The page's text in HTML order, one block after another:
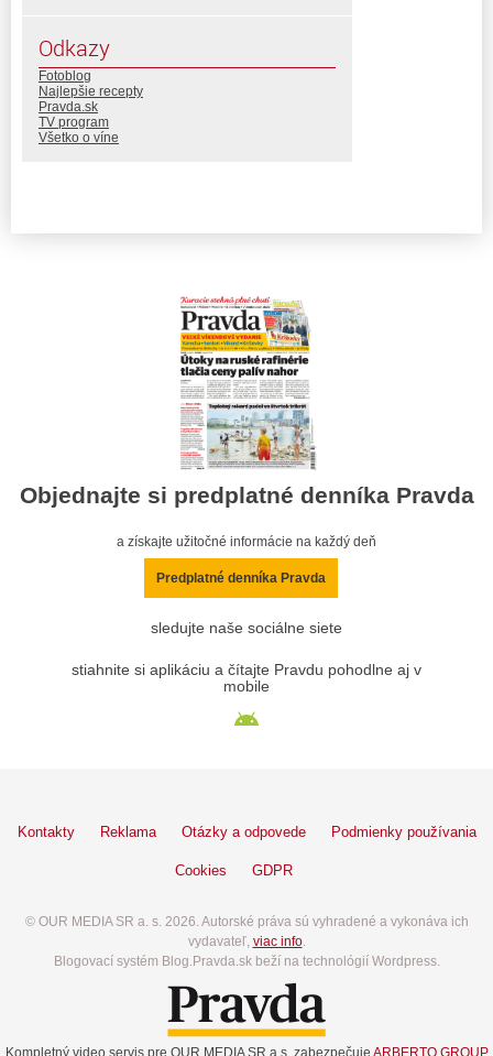
Odkazy
Fotoblog
Najlepšie recepty
Pravda.sk
TV program
Všetko o víne
Objednajte si predplatné denníka Pravda
a získajte užitočné informácie na každý deň
Predplatné denníka Pravda
sledujte naše sociálne siete
stiahnite si aplikáciu a čítajte Pravdu pohodlne aj v
mobile
Kontakty Reklama Otázky a odpovede Podmienky používania
Cookies GDPR
© OUR MEDIA SR a. s. 2026. Autorské práva sú vyhradené a vykonáva ich
vydavateľ, viac info.
Blogovací systém Blog.Pravda.sk beží na technológií Wordpress.
Kompletný video servis pre OUR MEDIA SR a.s. zabezpečuje ARBERTO GROUP